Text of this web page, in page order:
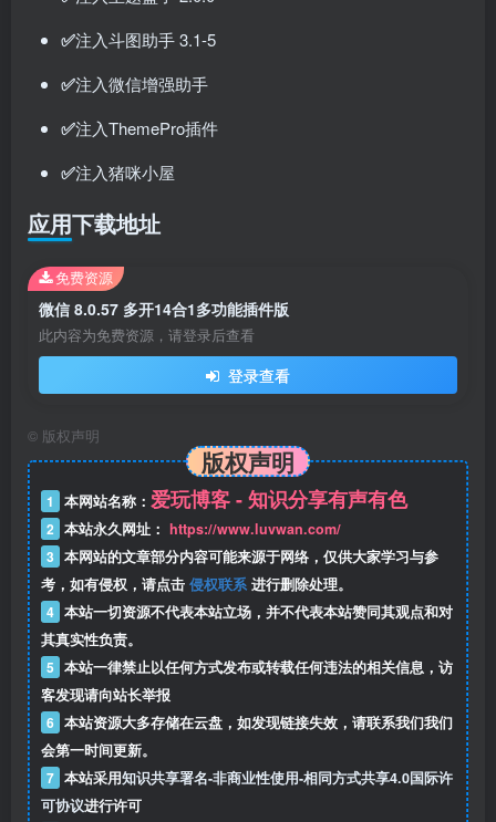
✅注入斗图助手 3.1-5
✅注入微信增强助手
✅注入ThemePro插件
✅注入猪咪小屋
应用下载地址
微信 8.0.57 多开14合1多功能插件版
此内容为免费资源，请登录后查看
登录查看
免费资源
© 版权声明
版权声明
1 本网站名称： 爱玩博客 - 知识分享有声有色
2 本站永久网址： https://www.luvwan.com/
3 本网站的文章部分内容可能来源于网络，仅供大家学习与参
考，如有侵权，请点击 侵权联系 进行删除处理。
4 本站一切资源不代表本站立场，并不代表本站赞同其观点和对
其真实性负责。
5 本站一律禁止以任何方式发布或转载任何违法的相关信息，访
客发现请向站长举报
6 本站资源大多存储在云盘，如发现链接失效，请联系我们我们
会第一时间更新。
7 本站采用知识共享署名-非商业性使用-相同方式共享4.0国际许
可协议进行许可